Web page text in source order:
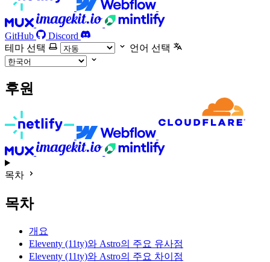
GitHub
Discord
테마 선택
언어 선택
후원
목차
목차
개요
Eleventy (11ty)와 Astro의 주요 유사점
Eleventy (11ty)와 Astro의 주요 차이점